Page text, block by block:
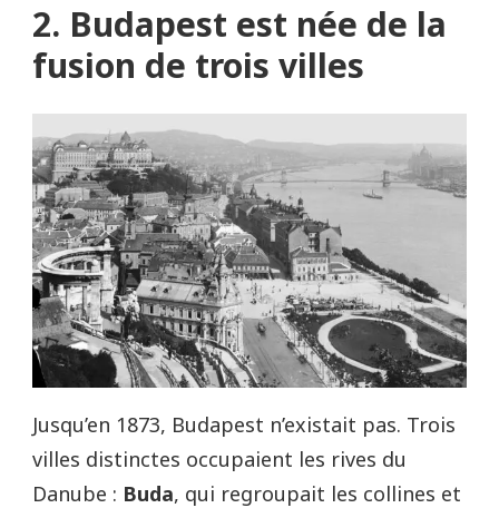
2. Budapest est née de la
fusion de trois villes
Jusqu’en 1873, Budapest n’existait pas. Trois
villes distinctes occupaient les rives du
Danube : Buda, qui regroupait les collines et